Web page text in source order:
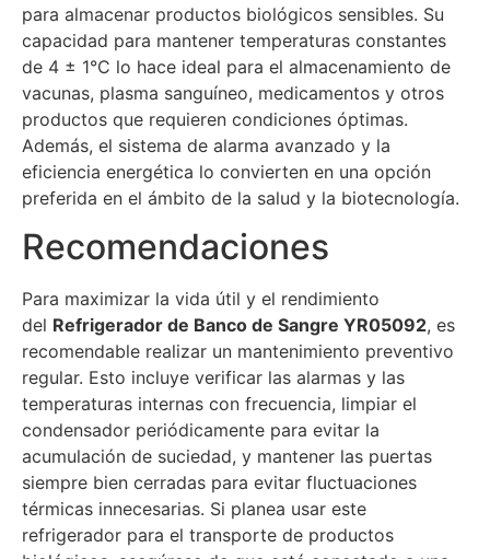
para almacenar productos biológicos sensibles. Su
capacidad para mantener temperaturas constantes
de 4 ± 1°C lo hace ideal para el almacenamiento de
vacunas, plasma sanguíneo, medicamentos y otros
productos que requieren condiciones óptimas.
Además, el sistema de alarma avanzado y la
eficiencia energética lo convierten en una opción
preferida en el ámbito de la salud y la biotecnología.
Recomendaciones
Para maximizar la vida útil y el rendimiento
del Refrigerador de Banco de Sangre YR05092, es
recomendable realizar un mantenimiento preventivo
regular. Esto incluye verificar las alarmas y las
temperaturas internas con frecuencia, limpiar el
condensador periódicamente para evitar la
acumulación de suciedad, y mantener las puertas
siempre bien cerradas para evitar fluctuaciones
térmicas innecesarias. Si planea usar este
refrigerador para el transporte de productos